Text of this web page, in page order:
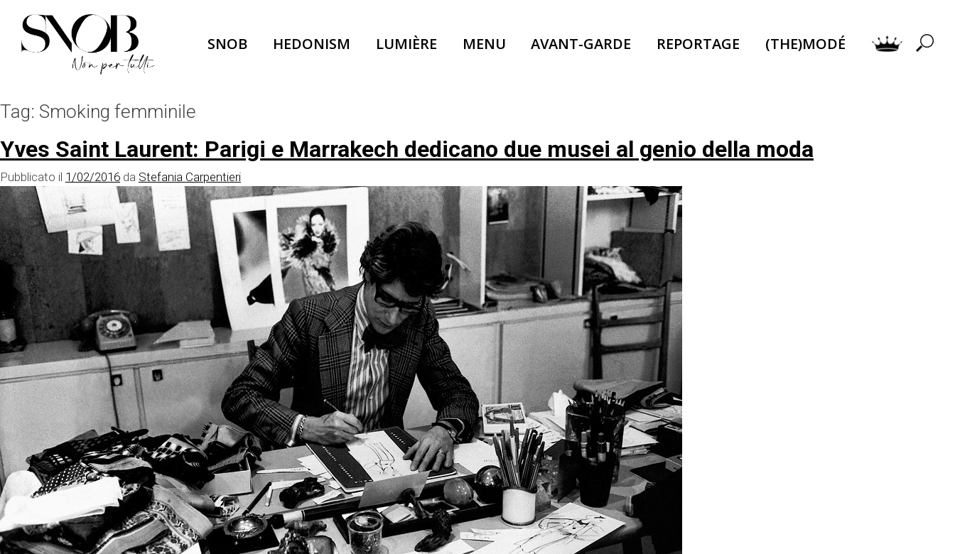
content
SNOB HEDONISM LUMIÈRE MENU AVANT-GARDE REPORTAGE (THE)MODÉ
Tag: Smoking femminile
Yves Saint Laurent: Parigi e Marrakech dedicano due musei al genio della moda
Pubblicato il 1/02/2016 da Stefania Carpentieri